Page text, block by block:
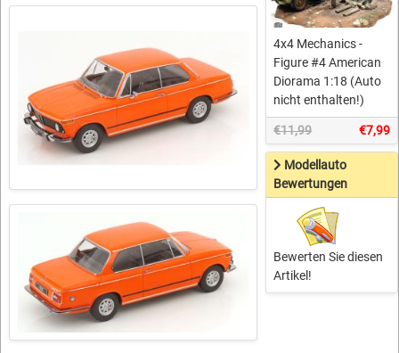
4x4 Mechanics -
Figure #4 American
Diorama 1:18 (Auto
nicht enthalten!)
€11,99 €7,99
Modellauto
Bewertungen
Bewerten Sie diesen
Artikel!